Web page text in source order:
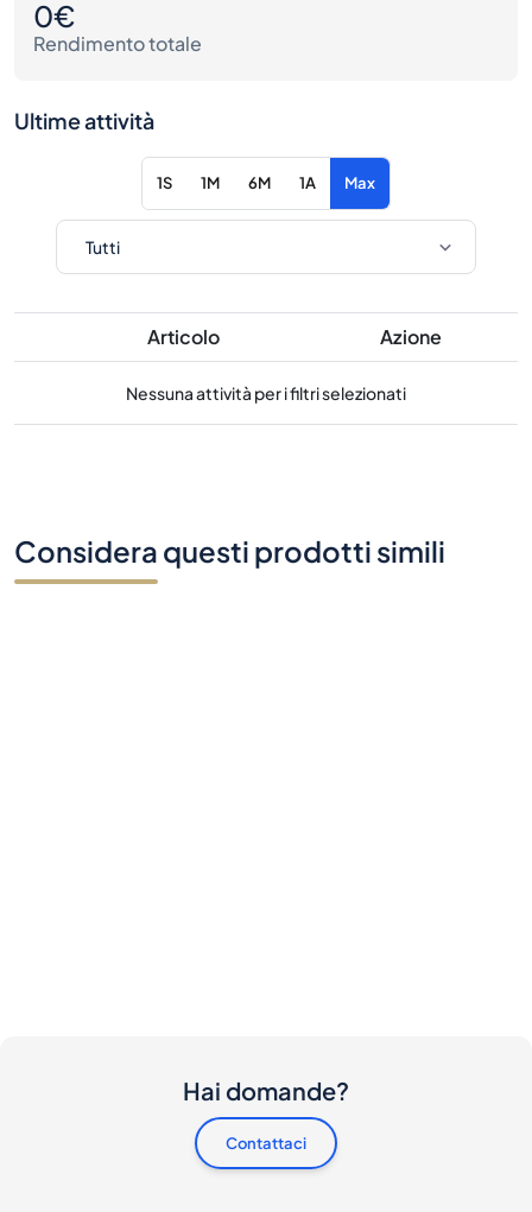
0€
Rendimento totale
Ultime attività
1S 1M 6M 1A Max
Articolo Azione
Nessuna attività per i filtri selezionati
Considera questi prodotti simili
Hai domande?
Contattaci